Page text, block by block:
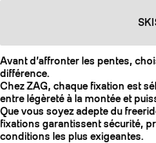
Avant d’affronter les pentes,
différence.
Chez ZAG, chaque fixation est
entre légèreté à la montée et
Que vous soyez adepte du
fixations garantissent sécurité,
conditions les plus exigeantes.